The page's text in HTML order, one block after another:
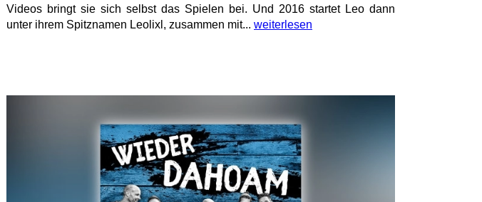
Videos bringt sie sich selbst das Spielen bei. Und 2016 startet Leo dann
unter ihrem Spitznamen Leolixl, zusammen mit... weiterlesen